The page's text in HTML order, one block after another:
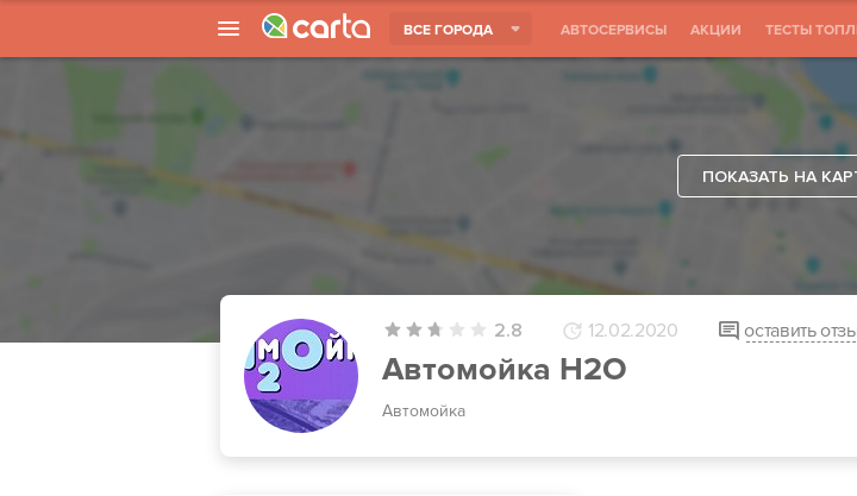
ВСЕ ГОРОДА АВТОСЕРВИСЫ АКЦИИ ТЕСТЫ
ПОКАЗАТЬ НА
2.8 12.02.2020 оставить
Автомойка H2O
Автомойка